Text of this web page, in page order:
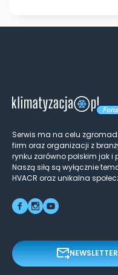
Serwis ma na celu
firm oraz organizacji z
rynku zarówno polskim jak
Naszą siłą są wyłącznie
HVACR oraz unikalna
NEWSLETTER